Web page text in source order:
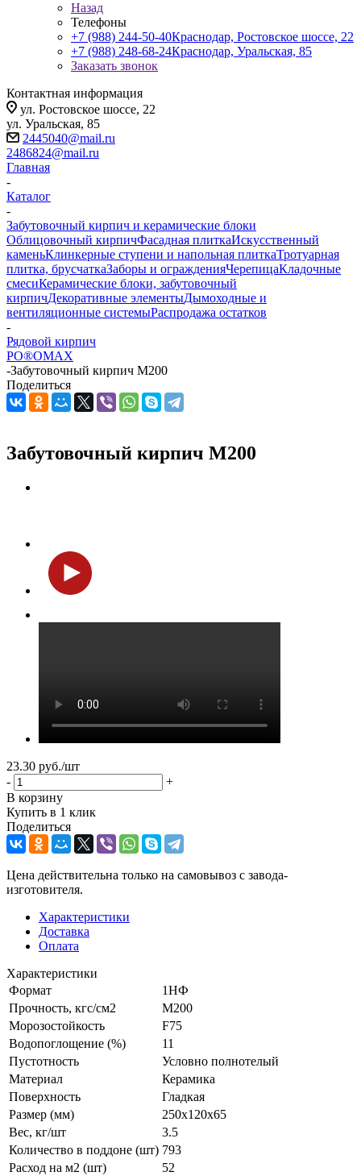
Назад
Телефоны
+7 (988) 244-50-40Краснодар, Ростовское шоссе, 22
+7 (988) 248-68-24Краснодар, Уральская, 85
Заказать звонок
Контактная информация
ул. Ростовское шоссе, 22
ул. Уральская, 85
2445040@mail.ru
2486824@mail.ru
Главная
-
Каталог
-
Забутовочный кирпич и керамические блоки
Облицовочный кирпичФасадная плиткаИскусственный
каменьКлинкерные ступени и напольная плиткаТротуарная
плитка, брусчаткаЗаборы и огражденияЧерепицаКладочные
смесиКерамические блоки, забутовочный
кирпичДекоративные элементыДымоходные и
вентиляционные системыРаспродажа остатков
-
Рядовой кирпич
PO®OMAX
-Забутовочный кирпич М200
Поделиться
Забутовочный кирпич М200
23.30 руб./шт
-
+
В корзину
Купить в 1 клик
Поделиться
Цена действительна только на самовывоз с завода-
изготовителя.
Характеристики
Доставка
Оплата
Характеристики
Формат
1НФ
Прочность, кгс/см2
M200
Морозостойкость
F75
Водопоглощение (%)
11
Пустотность
Условно полнотелый
Материал
Керамика
Поверхность
Гладкая
Размер (мм)
250x120x65
Вес, кг/шт
3.5
Количество в поддоне (шт) 793
Расход на м2 (шт)
52